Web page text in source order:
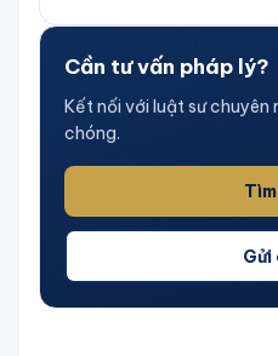
Cần tư vấn pháp lý?
Kết nối với luật sư
chóng.
Gửi